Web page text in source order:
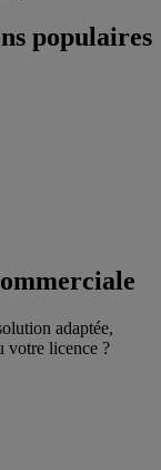
populaires
adaptée,
votre licence ?